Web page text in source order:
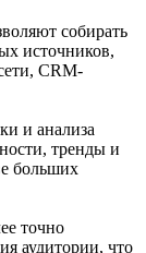
собирать
источников,
CRM-
и анализа
тренды и
больших
точно
аудитории, что